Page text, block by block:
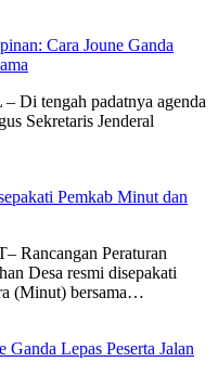
Cara Joune Ganda
tengah padatnya agenda
Sekretaris Jenderal
Pemkab Minut dan
Peraturan
Desa resmi disepakati
(Minut) bersama…
Ganda Lepas Peserta Jalan